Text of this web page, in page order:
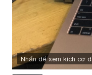
Nhấn để xem kích cỡ